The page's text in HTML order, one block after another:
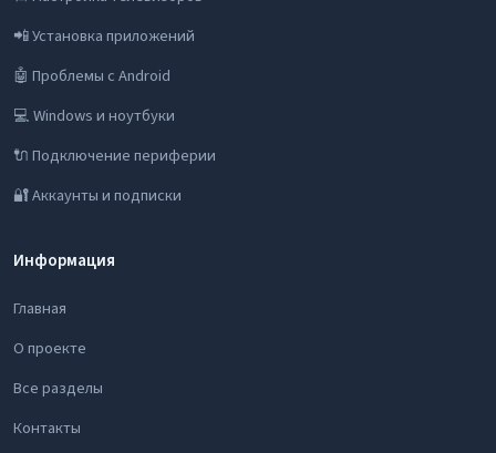
📲 Установка приложений
🤖 Проблемы с Android
💻 Windows и ноутбуки
🔌 Подключение периферии
🔐 Аккаунты и подписки
Информация
Главная
О проекте
Все разделы
Контакты